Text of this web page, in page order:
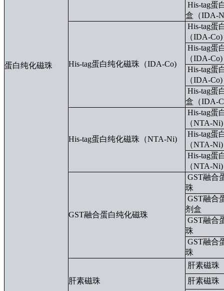
蛋白纯化磁珠
His-tag蛋
盒（IDA-
His-tag蛋白纯化磁珠（IDA-Co)
His-tag蛋
（IDA-Co)
His-tag蛋
（IDA-Co)
His-tag蛋
（IDA-Co)
His-tag蛋
盒（IDA-
His-tag蛋白纯化磁珠（NTA-Ni)
His-tag蛋
（NTA-Ni)
His-tag蛋
（NTA-Ni)
His-tag蛋
（NTA-Ni)
GST融合蛋白纯化磁珠
GST融合
珠
GST融合
剂盒
GST融合
珠
GST融合
珠
肝素磁珠
肝素磁珠
肝素磁珠